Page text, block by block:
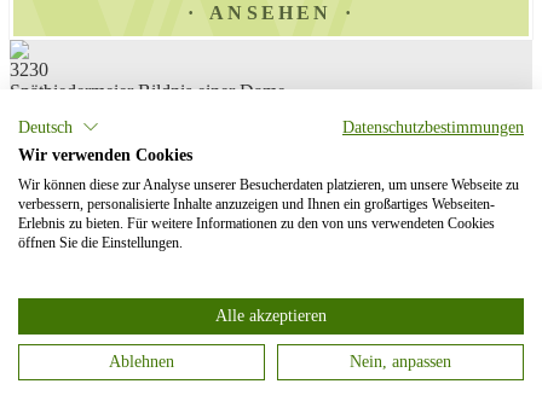
ANSEHEN
3230
Spätbiedermeier Bildnis einer Dame.
Schleife im Haar
Limit 150,00 € Kaufpreis 150,00 €
ANSEHEN
3231
Porträt des alten Mannes in dunkelgrüner Uniform mit silbernen
Limit 150,00 € Kaufpreis 150,00 € Verkauft
ANSEHEN
Deutsch
Datenschutzbestimmungen
Wir verwenden Cookies
Wir können diese zur Analyse unserer Besucherdaten platzieren, um unsere Webseite zu
verbessern, personalisierte Inhalte anzuzeigen und Ihnen ein großartiges Webseiten-
Erlebnis zu bieten. Für weitere Informationen zu den von uns verwendeten Cookies
öffnen Sie die Einstellungen.
Alle akzeptieren
Ablehnen Nein, anpassen